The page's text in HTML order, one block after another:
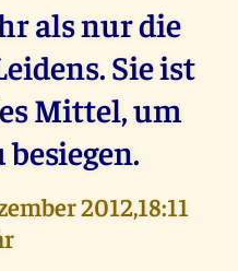
als nur die
Sie ist
Mittel, um
besiegen.
2012,18:11